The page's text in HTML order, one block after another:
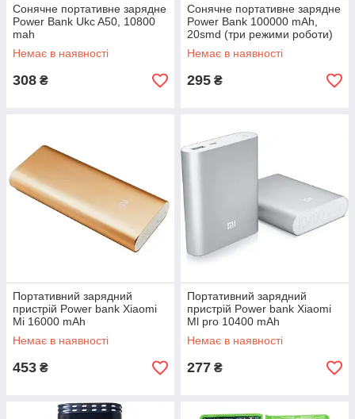
Сонячне портативне зарядне
Power Bank Ukc A50, 10800
mah
Немає в наявності
308 ₴
Сонячне портативне зарядне
Power Bank 100000 mAh,
20smd (три режими роботи)
Немає в наявності
295 ₴
Портативний зарядний
пристрій Power bank Xiaomi
Mi 16000 mAh
Немає в наявності
453 ₴
Портативний зарядний
пристрій Power bank Xiaomi
Ml pro 10400 mAh
Немає в наявності
277 ₴